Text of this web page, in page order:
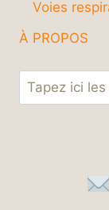
Voies
À PROPOS
Rechercher